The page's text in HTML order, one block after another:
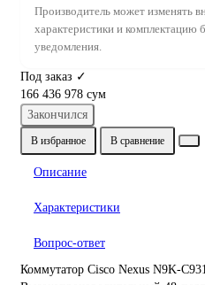
Производитель может изменять
характеристики и комплектацию
уведомления.
Под заказ ✓
166 436 978 сум
Закончился
В избранное В сравнение
Описание
Характеристики
Вопрос-ответ
Коммутатор Cisco Nexus N9K-